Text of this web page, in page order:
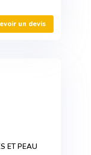
un devis
ET PEAU